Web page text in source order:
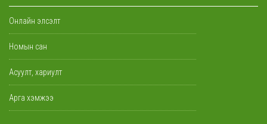
Онлайн элсэлт
Номын сан
Асуулт, хариулт
Арга хэмжээ